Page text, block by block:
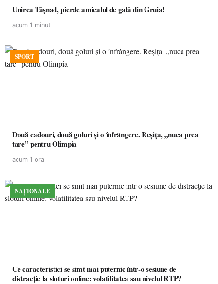
Unirea Tășnad, pierde amicalul de gală din Gruia!
acum 1 minut
SPORT
Două cadouri, două goluri și o înfrângere. Reșița, „nuca prea
tare” pentru Olimpia
acum 1 ora
NAȚIONALE
Ce caracteristici se simt mai puternic într-o sesiune de
distracție la sloturi online: volatilitatea sau nivelul RTP?